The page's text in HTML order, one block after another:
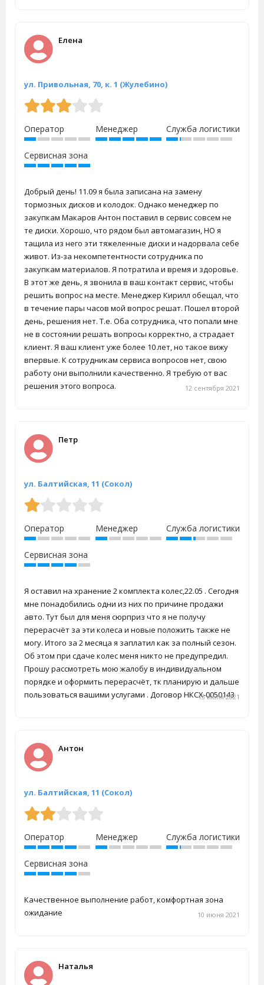
Елена
ул. Привольная, 70, к. 1 (Жулебино)
12 сентября 2021
Оператор Менеджер Служба логистики
Сервисная зона
Добрый день! 11.09 я была записана на замену
тормозных дисков и колодок. Однако менеджер по
закупкам Макаров Антон поставил в сервис совсем не
те диски. Хорошо, что рядом был автомагазин, НО я
тащила из него эти тяжеленные диски и надорвала себе
живот. Из-за некомпетентности сотрудника по
закупкам материалов. Я потратила и время и здоровье.
В этот же день, я звонила в ваш контакт сервис, чтобы
решить вопрос на месте. Менеджер Кирилл обещал, что
в течение пары часов мой вопрос решат. Пошел второй
день, решения нет. Т.е. Оба сотрудника, что попали мне
не в состоянии решать вопросы корректно, а страдает
клиент. Я ваш клиент уже более 10 лет, но такое вижу
впервые. К сотрудникам сервиса вопросов нет, свою
работу они выполнили качественно. Я требую от вас
решения этого вопроса.
Петр
ул. Балтийская, 11 (Сокол)
13 июля 2021
Оператор Менеджер Служба логистики
Сервисная зона
Я оставил на хранение 2 комплекта колес,22.05 . Сегодня
мне понадобились одни из них по причине продажи
авто. Тут был для меня сюрприз что я не получу
перерасчёт за эти колеса и новые положить также не
могу. Итого за 2 месяца я заплатил как за полный сезон.
Об этом при сдаче колес меня никто не предупредил.
Прошу рассмотреть мою жалобу в индивидуальном
порядке и оформить перерасчёт, тк планирую и дальше
пользоваться вашими услугами . Договор НКСХ-0050143
Антон
ул. Балтийская, 11 (Сокол)
10 июня 2021
Оператор Менеджер Служба логистики
Сервисная зона
Качественное выполнение работ, комфортная зона
ожидание
Наталья